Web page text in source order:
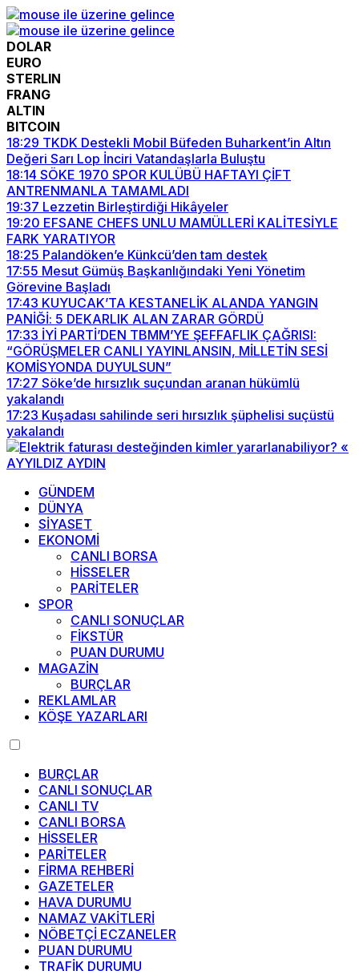
DOLAR
EURO
STERLIN
FRANG
ALTIN
BITCOIN
18:29 TKDK Destekli Mobil Büfeden Buharkent’in Altın
Değeri Sarı Lop İnciri Vatandaşlarla Buluştu
18:14 SÖKE 1970 SPOR KULÜBÜ HAFTAYI ÇİFT
ANTRENMANLA TAMAMLADI
19:37 Lezzetin Birleştirdiği Hikâyeler
19:20 EFSANE CHEFS UNLU MAMÜLLERİ KALİTESİYLE
FARK YARATIYOR
18:25 Palandöken’e Künkcü’den tam destek
17:55 Mesut Gümüş Başkanlığındaki Yeni Yönetim
Görevine Başladı
17:43 KUYUCAK’TA KESTANELİK ALANDA YANGIN
PANİĞİ: 5 DEKARLIK ALAN ZARAR GÖRDÜ
17:33 İYİ PARTİ’DEN TBMM’YE ŞEFFAFLIK ÇAĞRISI:
“GÖRÜŞMELER CANLI YAYINLANSIN, MİLLETİN SESİ
KOMİSYONDA DUYULSUN”
17:27 Söke’de hırsızlık suçundan aranan hükümlü
yakalandı
17:23 Kuşadası sahilinde seri hırsızlık şüphelisi suçüstü
yakalandı
GÜNDEM
DÜNYA
SİYASET
EKONOMİ
CANLI BORSA
HİSSELER
PARİTELER
SPOR
CANLI SONUÇLAR
FİKSTÜR
PUAN DURUMU
MAGAZİN
BURÇLAR
REKLAMLAR
KÖŞE YAZARLARI
BURÇLAR
CANLI SONUÇLAR
CANLI TV
CANLI BORSA
HİSSELER
PARİTELER
FİRMA REHBERİ
GAZETELER
HAVA DURUMU
NAMAZ VAKİTLERİ
NÖBETÇİ ECZANELER
PUAN DURUMU
TRAFİK DURUMU